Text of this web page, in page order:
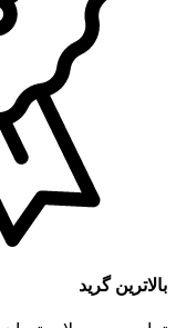
بالاترین گرید